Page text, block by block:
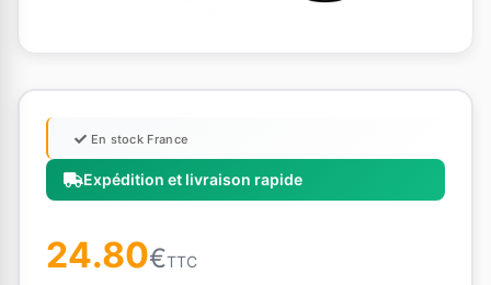
Expédition et livraison rapide
En stock France
24.80€TTC